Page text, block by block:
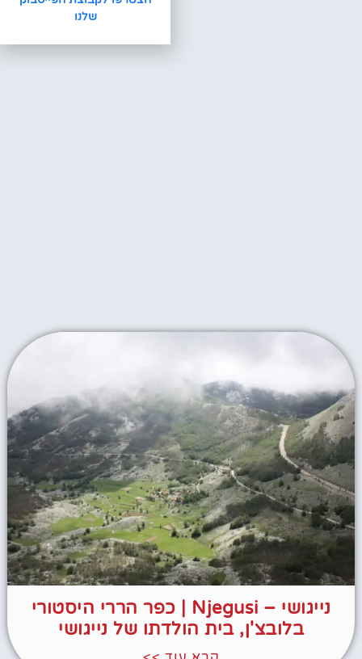
נייגושי – Njegusi | כפר הררי היסטורי
בלובצ'ן, בית הולדתו של נייגושי
שלנו